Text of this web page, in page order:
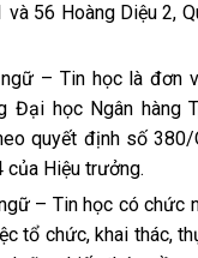
và 56 Hoàng Diệu 2,
– Tin học là đơn
Đại học Ngân hàng
quyết định số
của Hiệu trưởng.
– Tin học có chức
tổ chức, khai thác,